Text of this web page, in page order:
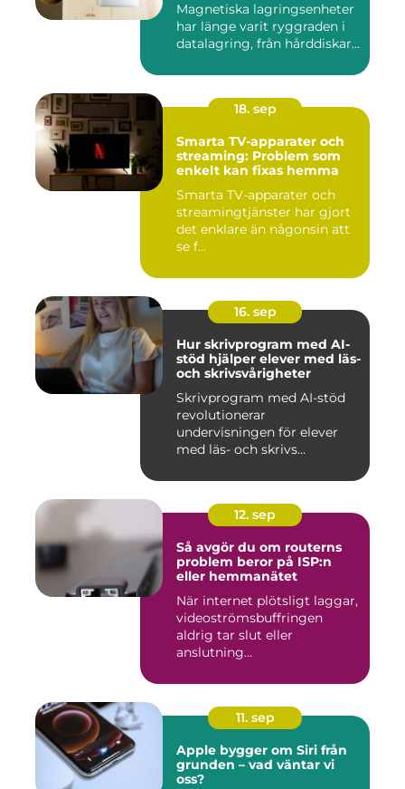
Magnetiska lagringsenheter
har länge varit ryggraden i
datalagring, från hårddiskar...
18. sep
Smarta TV-apparater och
streaming: Problem som
enkelt kan fixas hemma
Smarta TV-apparater och
streamingtjänster har gjort
det enklare än någonsin att
se f...
16. sep
Hur skrivprogram med AI-
stöd hjälper elever med läs-
och skrivsvårigheter
Skrivprogram med AI-stöd
revolutionerar
undervisningen för elever
med läs- och skrivs...
12. sep
Så avgör du om routerns
problem beror på ISP:n
eller hemmanätet
När internet plötsligt laggar,
videoströmsbuffringen
aldrig tar slut eller
anslutning...
11. sep
Apple bygger om Siri från
grunden – vad väntar vi
oss?